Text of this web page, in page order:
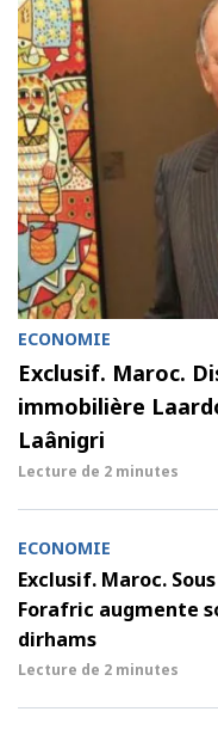
ECONOMIE
Exclusif. Maroc.
immobilière
Laânigri
Lecture de 2 minutes
ECONOMIE
Exclusif. Maroc.
Forafric augmente
dirhams
Lecture de 2 minutes